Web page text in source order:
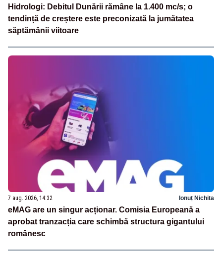
Hidrologi: Debitul Dunării rămâne la 1.400 mc/s; o
tendință de creștere este preconizată la jumătatea
săptămânii viitoare
7 aug. 2026, 14:32 Ionuț Nichita
eMAG are un singur acționar. Comisia Europeană a
aprobat tranzacția care schimbă structura gigantului
românesc